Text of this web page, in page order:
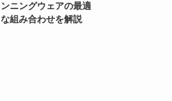
ンニングウェアの最適
な組み合わせを解説